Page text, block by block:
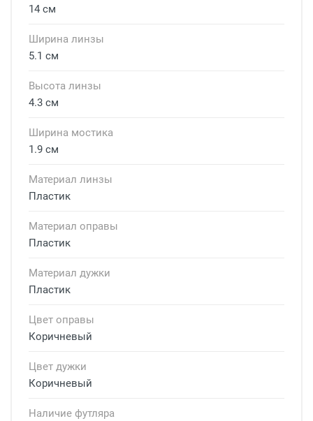
14 см
Ширина линзы
5.1 см
Высота линзы
4.3 см
Ширина мостика
1.9 см
Материал линзы
Пластик
Материал оправы
Пластик
Материал дужки
Пластик
Цвет оправы
Коричневый
Цвет дужки
Коричневый
Наличие футляра